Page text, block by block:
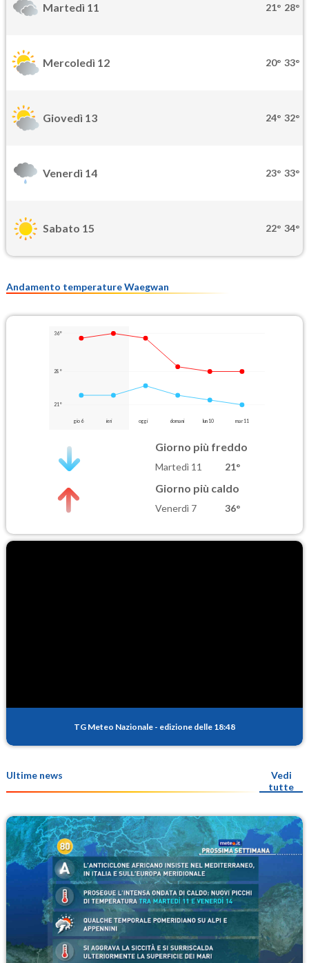
Martedì 11 21° 28°
Mercoledì 12 20° 33°
Giovedì 13 24° 32°
Venerdì 14 23° 33°
Sabato 15 22° 34°
Andamento temperature Waegwan
36°
28°
21°
gio 6 ieri oggi domani lun 10 mar 11
Giorno più freddo
Martedì 11 21°
Giorno più caldo
Venerdì 7 36°
TG Meteo Nazionale - edizione delle 18:48
Ultime news
Vedi
tutte